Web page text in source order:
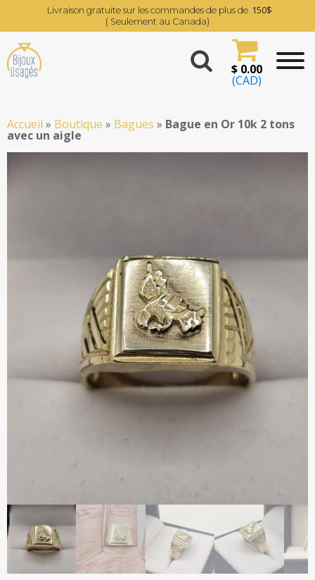
Livraison gratuite sur les commandes de plus de 150$
( Seulement au Canada)
$0.00
(CAD)
Accueil » Boutique » Bagues » Bague en Or 10k 2 tons
avec un aigle